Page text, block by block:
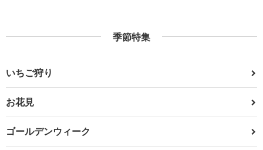
季節特集
いちご狩り
お花見
ゴールデンウィーク